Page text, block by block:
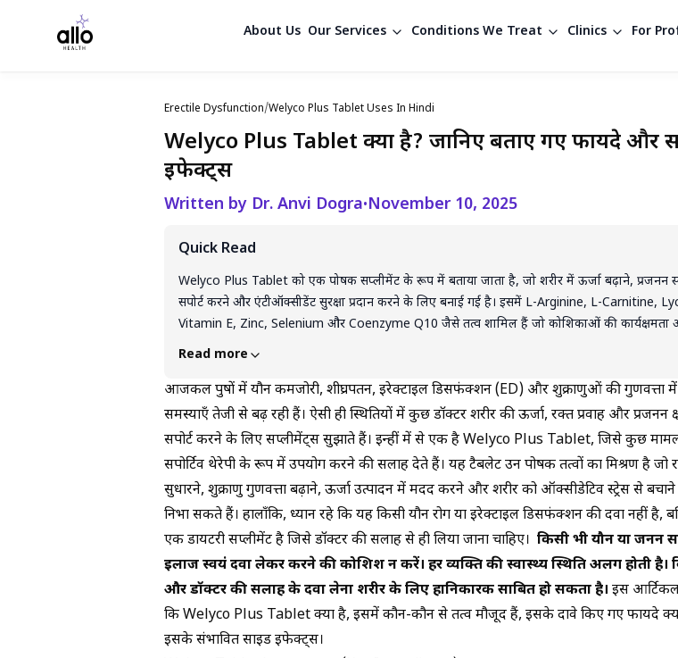
About Us Our Services Conditions We Treat Clinics For
Erectile Dysfunction/Welyco Plus Tablet Uses In Hindi
Welyco Plus Tablet क्या है? जानिए बताए गए फायदे और
इफेक्ट्स
Written by Dr. Anvi Dogra•November 10, 2025
Quick Read
Welyco Plus Tablet को एक पोषक सप्लीमेंट के रूप में बताया जाता है, जो शरीर में ऊर्जा बढ़ाने, प्रजनन
सपोर्ट करने और एंटीऑक्सीडेंट सुरक्षा प्रदान करने के लिए बनाई गई है। इसमें L-Arginine, L-Carnitine,
Vitamin E, Zinc, Selenium और Coenzyme Q10 जैसे तत्व शामिल हैं जो कोशिकाओं की कार्यक्षमता
संतुलन में भूमिका निभा सकते हैं। हालांकि, इसके दावे पूरी तरह वैज्ञानिक रूप से सिद्ध नहीं हैं और कुछ लोगों में
संबंधित कोई भी टैबलेट केवल डॉक्टर की सलाह से ही लेनी चाहिए। स्वस्थ जीवनशैली, संतुलित आहार और
किसी भी सप्लीमेंट से कहीं अधिक प्रभावी और सुरक्षित विकल्प हैं।
Read more
आजकल पुरुषों में यौन कमजोरी, शीघ्रपतन, इरेक्टाइल डिसफंक्शन (ED) और शुक्राणुओं की गुणवत्ता
समस्याएँ तेजी से बढ़ रही हैं। ऐसी ही स्थितियों में कुछ डॉक्टर शरीर की ऊर्जा, रक्त प्रवाह और प्रजनन
सपोर्ट करने के लिए सप्लीमेंट्स सुझाते हैं। इन्हीं में से एक है Welyco Plus Tablet, जिसे कुछ
सपोर्टिव थेरेपी के रूप में उपयोग करने की सलाह देते हैं। यह टैबलेट उन पोषक तत्वों का मिश्रण है जो
सुधारने, शुक्राणु गुणवत्ता बढ़ाने, ऊर्जा उत्पादन में मदद करने और शरीर को ऑक्सीडेटिव स्ट्रेस से
निभा सकते हैं। हालाँकि, ध्यान रहे कि यह किसी यौन रोग या इरेक्टाइल डिसफंक्शन की दवा नहीं है,
एक डायटरी सप्लीमेंट है जिसे डॉक्टर की सलाह से ही लिया जाना चाहिए। किसी भी यौन या प्रजनन
इलाज स्वयं दवा लेकर करने की कोशिश न करें। हर व्यक्ति की स्वास्थ्य स्थिति अलग होती है।
और डॉक्टर की सलाह के दवा लेना शरीर के लिए हानिकारक साबित हो सकता है। इस
कि Welyco Plus Tablet क्या है, इसमें कौन-कौन से तत्व मौजूद हैं, इसके दावे किए गए फायदे
इसके संभावित साइड इफेक्ट्स।